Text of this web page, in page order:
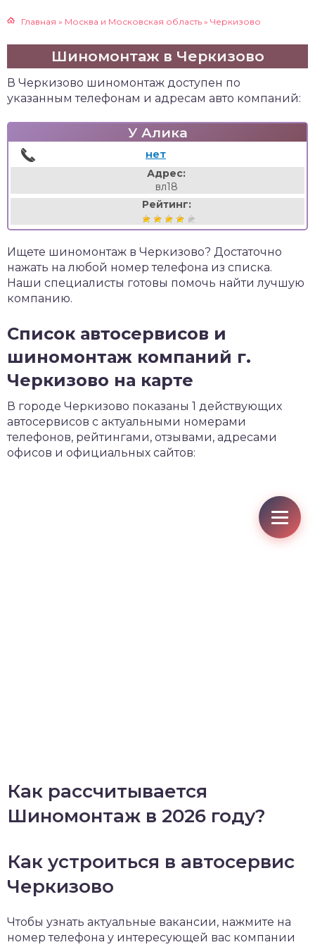
Главная » Москва и Московская область » Черкизово
Шиномонтаж в Черкизово
В Черкизово шиномонтаж доступен по
указанным телефонам и адресам авто компаний:
У Алика
нет
Адрес:
вл18
Рейтинг:
Ищете шиномонтаж в Черкизово? Достаточно
нажать на любой номер телефона из списка.
Наши специалисты готовы помочь найти лучшую
компанию.
Список автосервисов и
шиномонтаж компаний г.
Черкизово на карте
В городе Черкизово показаны 1 действующих
автосервисов с актуальными номерами
телефонов, рейтингами, отзывами, адресами
офисов и официальных сайтов:
Как рассчитывается
Шиномонтаж в 2026 году?
Как устроиться в автосервис
Черкизово
Чтобы узнать актуальные вакансии, нажмите на
номер телефона у интересующей вас компании